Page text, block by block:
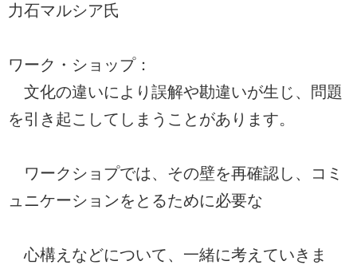
力石マルシア氏
ワーク・ショップ：
文化の違いにより誤解や勘違いが生じ、問題
を引き起こしてしまうことがあります。
ワークショプでは、その壁を再確認し、コミ
ュニケーションをとるために必要な
心構えなどについて、一緒に考えていきま